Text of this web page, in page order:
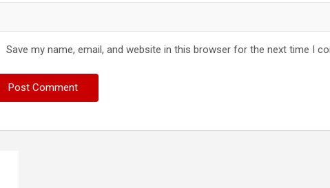
Save my name, email, and website in this browser for the next time I